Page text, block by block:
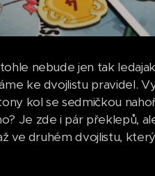
nebude jen tak
ke dvojlistu pravidel.
kol se sedmičkou
Je zde i pár překlepů,
ve druhém dvojlistu,